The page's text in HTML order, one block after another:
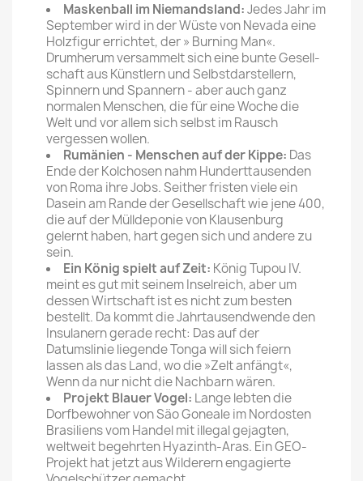
Maskenball im Niemandsland:Jedes Jahr im
September wird in der Wüste von Nevada eine
Holzfigur errichtet, der » Burn­ing Man«.
Drumherum versam­melt sich eine bunte Gesell­
schaft aus Künstlern und Selbstdarstellern,
Spinnern und Spannern - aber auch ganz
normalen Menschen, die für eine Woche die
Welt und vor allem sich selbst im Rausch
vergessen wollen.
Rumänien - Menschen auf der Kippe: Das
Ende der Kolchosen nahm Hundert­tausenden
von Roma ihre Jobs. Seither fristen viele ein
Dasein am Rande der Gesellschaft­ wie jene 400,
die auf der Mülldeponie von Klau­senburg
gelernt haben, hart gegen sich und andere zu
sein.
Ein König spielt auf Zeit: König Tupou IV.
meint es gut mit seinem Inselreich, aber um
dessen Wirtschaft ist es nicht zum besten
bestellt. Da kommt die Jahrtausendwende den
In­sulanern gerade recht: Das auf der
Datumslinie liegende Ton­ga will sich feiern
lassen als das Land, wo die »Zelt an­fängt«,
Wenn da nur nicht die Nachbarn wären.
Projekt Blauer Vogel: Lange lebten die
Dorfbewoh­ner von Säo Goneale im Nord­osten
Brasiliens vom Handel mit illegal gejagten,
weltweit begehrten Hyazinth-Aras. Ein GEO-
Projekt hat jetzt aus Wil­derern engagierte